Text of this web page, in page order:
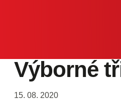
Výborné
15. 08. 2020